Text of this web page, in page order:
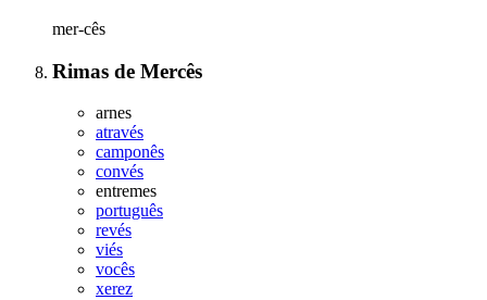
mer-cês
Rimas de Mercês
arnes
através
camponês
convés
entremes
português
revés
viés
vocês
xerez